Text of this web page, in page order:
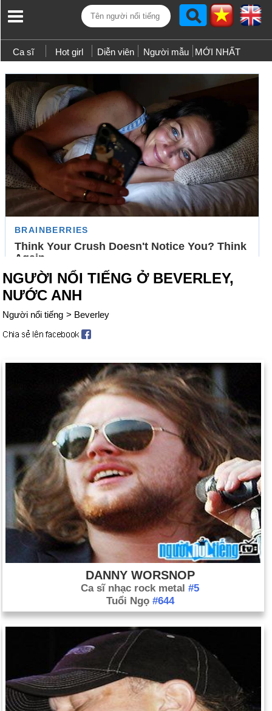
Ca sĩ Hot girl Diễn viên Người mẫu MỚI NHẤT
NGƯỜI NỔI TIẾNG Ở BEVERLEY,
NƯỚC ANH
Người nổi tiếng > Beverley
DANNY WORSNOP
Ca sĩ nhạc rock metal #5
Tuổi Ngọ #644